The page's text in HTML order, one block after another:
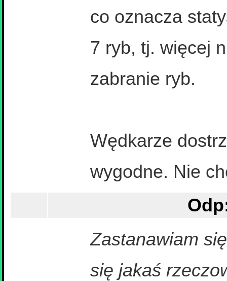
co oznacza
7 ryb, tj. więcej
zabranie ryb.
Wędkarze
wygodne. Nie
Zastanawiam
się jakaś